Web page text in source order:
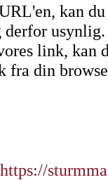
kan
derfor usynlig.
link, kan
fra din
https://